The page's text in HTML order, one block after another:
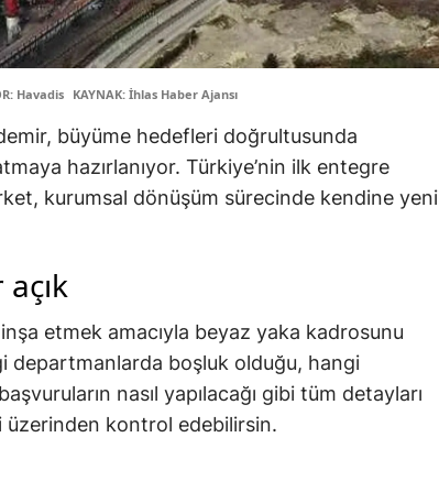
Havadis KAYNAK: İhlas Haber Ajansı
büyüme hedefleri doğrultusunda
hazırlanıyor. Türkiye’nin ilk entegre
kurumsal dönüşüm sürecinde kendine yeni
etmek amacıyla beyaz yaka kadrosunu
departmanlarda boşluk olduğu, hangi
nasıl yapılacağı gibi tüm detayları
kontrol edebilirsin.